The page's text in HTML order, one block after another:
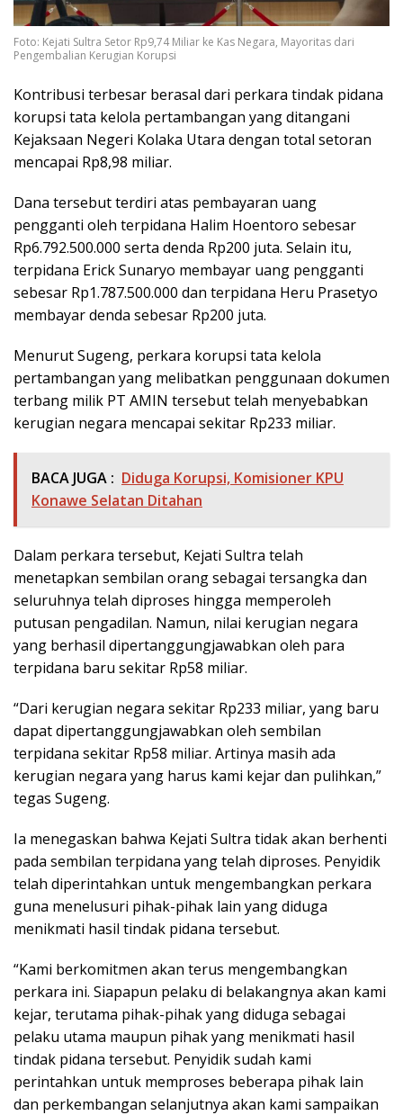
Foto: Kejati Sultra Setor Rp9,74 Miliar ke Kas Negara, Mayoritas dari
Pengembalian Kerugian Korupsi
Kontribusi terbesar berasal dari perkara tindak pidana
korupsi tata kelola pertambangan yang ditangani
Kejaksaan Negeri Kolaka Utara dengan total setoran
mencapai Rp8,98 miliar.
Dana tersebut terdiri atas pembayaran uang
pengganti oleh terpidana Halim Hoentoro sebesar
Rp6.792.500.000 serta denda Rp200 juta. Selain itu,
terpidana Erick Sunaryo membayar uang pengganti
sebesar Rp1.787.500.000 dan terpidana Heru Prasetyo
membayar denda sebesar Rp200 juta.
Menurut Sugeng, perkara korupsi tata kelola
pertambangan yang melibatkan penggunaan dokumen
terbang milik PT AMIN tersebut telah menyebabkan
kerugian negara mencapai sekitar Rp233 miliar.
BACA JUGA : Diduga Korupsi, Komisioner KPU
Konawe Selatan Ditahan
Dalam perkara tersebut, Kejati Sultra telah
menetapkan sembilan orang sebagai tersangka dan
seluruhnya telah diproses hingga memperoleh
putusan pengadilan. Namun, nilai kerugian negara
yang berhasil dipertanggungjawabkan oleh para
terpidana baru sekitar Rp58 miliar.
“Dari kerugian negara sekitar Rp233 miliar, yang baru
dapat dipertanggungjawabkan oleh sembilan
terpidana sekitar Rp58 miliar. Artinya masih ada
kerugian negara yang harus kami kejar dan pulihkan,”
tegas Sugeng.
Ia menegaskan bahwa Kejati Sultra tidak akan berhenti
pada sembilan terpidana yang telah diproses. Penyidik
telah diperintahkan untuk mengembangkan perkara
guna menelusuri pihak-pihak lain yang diduga
menikmati hasil tindak pidana tersebut.
“Kami berkomitmen akan terus mengembangkan
perkara ini. Siapapun pelaku di belakangnya akan kami
kejar, terutama pihak-pihak yang diduga sebagai
pelaku utama maupun pihak yang menikmati hasil
tindak pidana tersebut. Penyidik sudah kami
perintahkan untuk memproses beberapa pihak lain
dan perkembangan selanjutnya akan kami sampaikan